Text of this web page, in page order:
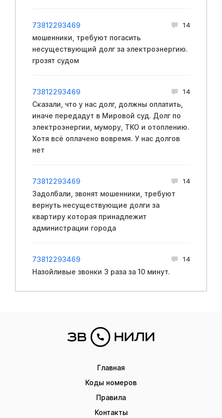
73812293469 14
мошенники, требуют погасить
несуществующий долг за электроэнергию.
грозят судом
73812293469 14
Сказали, что у нас долг, должны оплатить,
иначе передадут в Мировой суд. Долг по
электроэнергии, мумору, ТКО и отоплению.
Хотя всё оплачено вовремя. У нас долгов
нет
73812293469 14
Задолбали, звонят мошенники, требуют
вернуть несуществующие долги за
квартиру которая принадлежит
администрации города
73812293469 14
Назойливые звонки 3 раза за 10 минут.
Главная
Коды номеров
Правила
Контакты